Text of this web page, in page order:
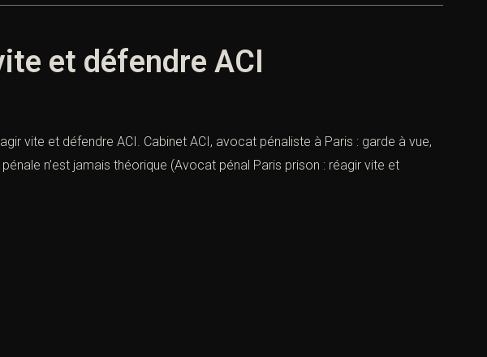
et défendre ACI
vite et défendre ACI. Cabinet ACI, avocat pénaliste à Paris : garde à vue,
n’est jamais théorique (Avocat pénal Paris prison : réagir vite et